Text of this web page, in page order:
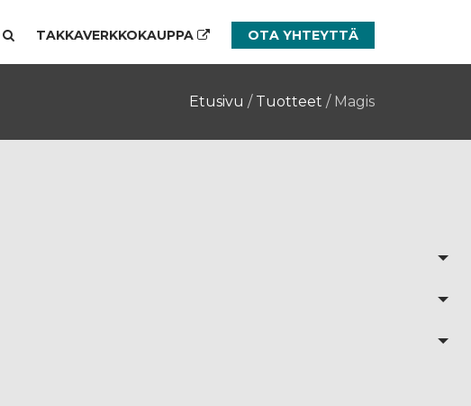
TAKKAVERKKOKAUPPA OTA YHTEYTTÄ
Etusivu / Tuotteet / Magis